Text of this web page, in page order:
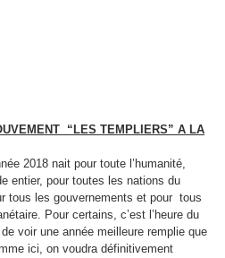
“LES TEMPLIERS” A LA
2018 nait pour toute l’humanité,
entier, pour toutes les nations du
tous les gouvernements et pour tous
Pour certains, c’est l’heure du
voir une année meilleure remplie que
ici, on voudra définitivement